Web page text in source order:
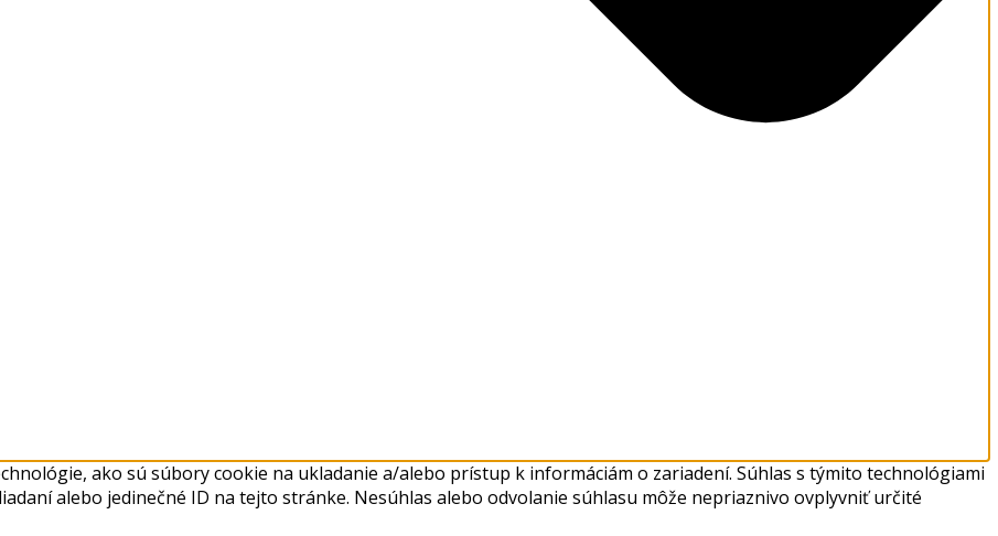
ako sú súbory cookie na ukladanie a/alebo prístup k informáciám o zariadení. Súhlas s týmito technológiami
alebo jedinečné ID na tejto stránke. Nesúhlas alebo odvolanie súhlasu môže nepriaznivo ovplyvniť určité